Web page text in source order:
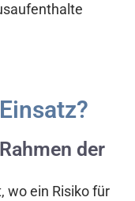
der
wo ein Risiko für